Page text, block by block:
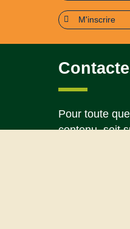
M'inscrire
Pour toute
contenu, soit